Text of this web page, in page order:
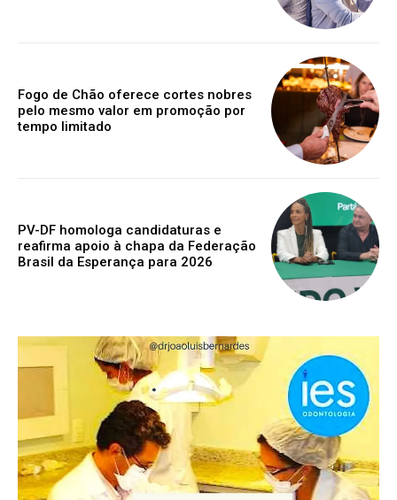
Fogo de Chão oferece cortes nobres
pelo mesmo valor em promoção por
tempo limitado
PV-DF homologa candidaturas e
reafirma apoio à chapa da Federação
Brasil da Esperança para 2026